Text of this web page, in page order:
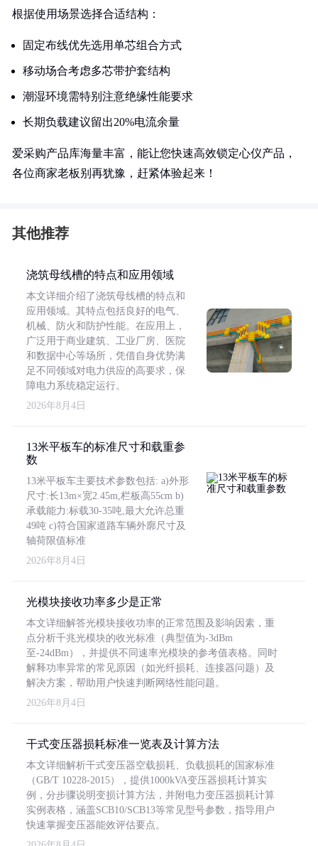
根据使用场景选择合适结构：
固定布线优先选用单芯组合方式
移动场合考虑多芯带护套结构
潮湿环境需特别注意绝缘性能要求
长期负载建议留出20%电流余量
爱采购产品库海量丰富，能让您快速高效锁定心仪产品，
各位商家老板别再犹豫，赶紧体验起来！
其他推荐
浇筑母线槽的特点和应用领域
本文详细介绍了浇筑母线槽的特点和
应用领域。其特点包括良好的电气、
机械、防火和防护性能。在应用上，
广泛用于商业建筑、工业厂房、医院
和数据中心等场所，凭借自身优势满
足不同领域对电力供应的高要求，保
障电力系统稳定运行。
2026年8月4日
13米平板车的标准尺寸和载重参
数
13米平板车主要技术参数包括: a)外形
尺寸:长13m×宽2.45m,栏板高55cm b)
承载能力:标载30-35吨,最大允许总重
49吨 c)符合国家道路车辆外廓尺寸及
轴荷限值标准
2026年8月4日
光模块接收功率多少是正常
本文详细解答光模块接收功率的正常范围及影响因素，重
点分析千兆光模块的收光标准（典型值为-3dBm
至-24dBm），并提供不同速率光模块的参考值表格。同时
解释功率异常的常见原因（如光纤损耗、连接器问题）及
解决方案，帮助用户快速判断网络性能问题。
2026年8月4日
干式变压器损耗标准一览表及计算方法
本文详细解析干式变压器空载损耗、负载损耗的国家标准
（GB/T 10228-2015），提供1000kVA变压器损耗计算实
例，分步骤说明变损计算方法，并附电力变压器损耗计算
实例表格，涵盖SCB10/SCB13等常见型号参数，指导用户
快速掌握变压器能效评估要点。